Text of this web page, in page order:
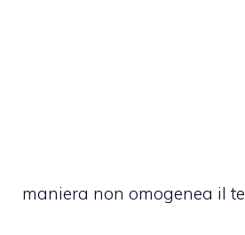
maniera non omogenea il